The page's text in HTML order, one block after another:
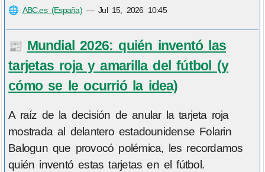
🌐 ABC.es (España)—Jul 15, 2026 10:45
📰 Mundial 2026: quién inventó las
tarjetas roja y amarilla del fútbol (y
cómo se le ocurrió la idea)
A raíz de la decisión de anular la tarjeta roja
mostrada al delantero estadounidense Folarin
Balogun que provocó polémica, les recordamos
quién inventó estas tarjetas en el fútbol.